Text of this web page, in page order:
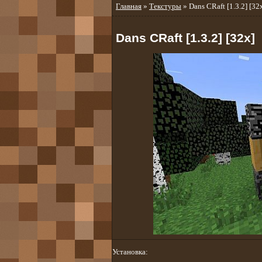
Главная » Текстуры » Dans CRaft [1.3.2]
Dans CRaft [1.3.2] [32x]
Установка: